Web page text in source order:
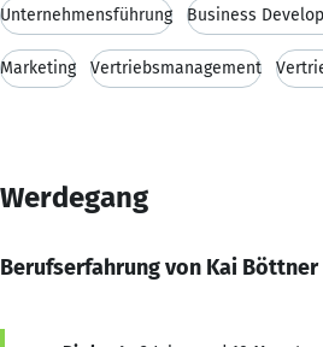
Unternehmensführung Business
Marketing Vertriebsmanagement
Werdegang
Berufserfahrung von Kai Böttner